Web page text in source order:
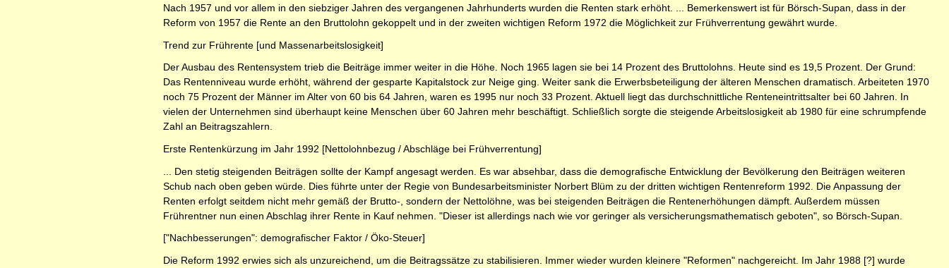
Nach 1957 und vor allem in den siebziger Jahren des vergangenen Jahrhunderts wurden die Renten stark erhöht. ... Bemerkenswert ist für Börsch-Supan, dass in der
Reform von 1957 die Rente an den Bruttolohn gekoppelt und in der zweiten wichtigen Reform 1972 die Möglichkeit zur Frühverrentung gewährt wurde.
Trend zur Frührente [und Massenarbeitslosigkeit]
Der Ausbau des Rentensystem trieb die Beiträge immer weiter in die Höhe. Noch 1965 lagen sie bei 14 Prozent des Bruttolohns. Heute sind es 19,5 Prozent. Der Grund:
Das Rentenniveau wurde erhöht, während der gesparte Kapitalstock zur Neige ging. Weiter sank die Erwerbsbeteiligung der älteren Menschen dramatisch. Arbeiteten 1970
noch 75 Prozent der Männer im Alter von 60 bis 64 Jahren, waren es 1995 nur noch 33 Prozent. Aktuell liegt das durchschnittliche Renteneintrittsalter bei 60 Jahren. In
vielen der Unternehmen sind überhaupt keine Menschen über 60 Jahren mehr beschäftigt. Schließlich sorgte die steigende Arbeitslosigkeit ab 1980 für eine schrumpfende
Zahl an Beitragszahlern.
Erste Rentenkürzung im Jahr 1992 [Nettolohnbezug / Abschläge bei Frühverrentung]
... Den stetig steigenden Beiträgen sollte der Kampf angesagt werden. Es war absehbar, dass die demografische Entwicklung der Bevölkerung den Beiträgen weiteren
Schub nach oben geben würde. Dies führte unter der Regie von Bundesarbeitsminister Norbert Blüm zu der dritten wichtigen Rentenreform 1992. Die Anpassung der
Renten erfolgt seitdem nicht mehr gemäß der Brutto-, sondern der Nettolöhne, was bei steigenden Beiträgen die Rentenerhöhungen dämpft. Außerdem müssen
Frührentner nun einen Abschlag ihrer Rente in Kauf nehmen. "Dieser ist allerdings nach wie vor geringer als versicherungsmathematisch geboten", so Börsch-Supan.
["Nachbesserungen": demografischer Faktor / Öko-Steuer]
Die Reform 1992 erwies sich als unzureichend, um die Beitragssätze zu stabilisieren. Immer wieder wurden kleinere "Reformen" nachgereicht. Im Jahr 1988 [?] wurde